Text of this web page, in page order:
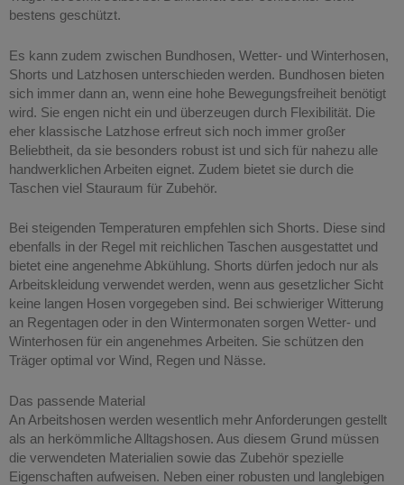
bestens geschützt.
Es kann zudem zwischen Bundhosen, Wetter- und Winterhosen,
Shorts und Latzhosen unterschieden werden. Bundhosen bieten
sich immer dann an, wenn eine hohe Bewegungsfreiheit benötigt
wird. Sie engen nicht ein und überzeugen durch Flexibilität. Die
eher klassische Latzhose erfreut sich noch immer großer
Beliebtheit, da sie besonders robust ist und sich für nahezu alle
handwerklichen Arbeiten eignet. Zudem bietet sie durch die
Taschen viel Stauraum für Zubehör.
Bei steigenden Temperaturen empfehlen sich Shorts. Diese sind
ebenfalls in der Regel mit reichlichen Taschen ausgestattet und
bietet eine angenehme Abkühlung. Shorts dürfen jedoch nur als
Arbeitskleidung verwendet werden, wenn aus gesetzlicher Sicht
keine langen Hosen vorgegeben sind. Bei schwieriger Witterung
an Regentagen oder in den Wintermonaten sorgen Wetter- und
Winterhosen für ein angenehmes Arbeiten. Sie schützen den
Träger optimal vor Wind, Regen und Nässe.
Das passende Material
An Arbeitshosen werden wesentlich mehr Anforderungen gestellt
als an herkömmliche Alltagshosen. Aus diesem Grund müssen
die verwendeten Materialien sowie das Zubehör spezielle
Eigenschaften aufweisen. Neben einer robusten und langlebigen